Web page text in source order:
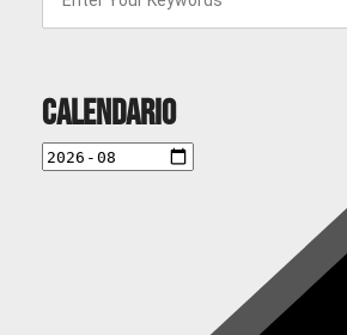
Calendario